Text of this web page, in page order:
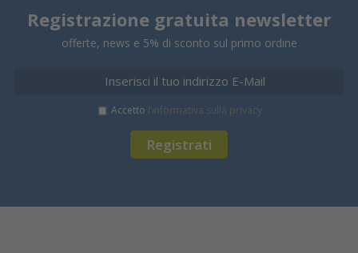
Registrazione gratuita newsletter
offerte, news e 5% di sconto sul primo ordine
Registrati
Accetto l’informativa sulla privacy